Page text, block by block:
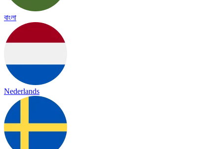
বাংলা
Nederlands